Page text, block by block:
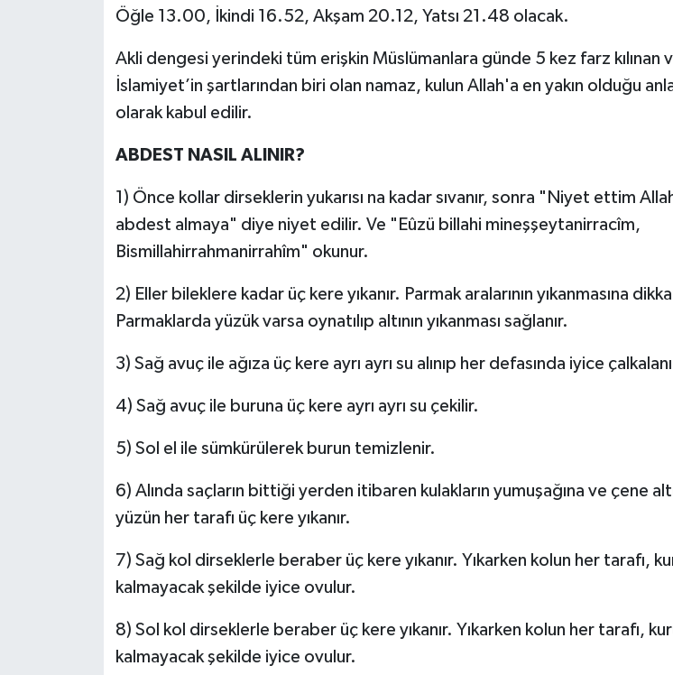
Öğle 13.00, İkindi 16.52, Akşam 20.12, Yatsı 21.48 olacak.
Akli dengesi yerindeki tüm erişkin Müslümanlara günde 5 kez farz kılınan
İslamiyet’in şartlarından biri olan namaz, kulun Allah'a en yakın olduğu
olarak kabul edilir.
ABDEST NASIL ALINIR?
1) Önce kollar dirseklerin yukarısı na kadar sıvanır, sonra "Niyet ettim Allah
abdest almaya" diye niyet edilir. Ve "Eûzü billahi mineşşeytanirracîm,
Bismillahirrahmanirrahîm" okunur.
2) Eller bileklere kadar üç kere yıkanır. Parmak aralarının yıkanmasına
Parmaklarda yüzük varsa oynatılıp altının yıkanması sağlanır.
3) Sağ avuç ile ağıza üç kere ayrı ayrı su alınıp her defasında iyice
4) Sağ avuç ile buruna üç kere ayrı ayrı su çekilir.
5) Sol el ile sümkürülerek burun temizlenir.
6) Alında saçların bittiği yerden itibaren kulakların yumuşağına ve çene
yüzün her tarafı üç kere yıkanır.
7) Sağ kol dirseklerle beraber üç kere yıkanır. Yıkarken kolun her tarafı,
kalmayacak şekilde iyice ovulur.
8) Sol kol dirseklerle beraber üç kere yıkanır. Yıkarken kolun her tarafı,
kalmayacak şekilde iyice ovulur.